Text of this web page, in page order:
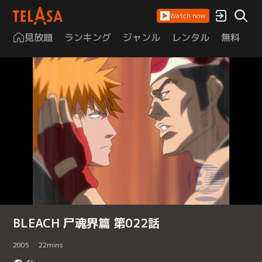
Watch now
見放題 ランキング ジャンル レンタル 無料
BLEACH 尸魂界篇 第022話
2005 22mins